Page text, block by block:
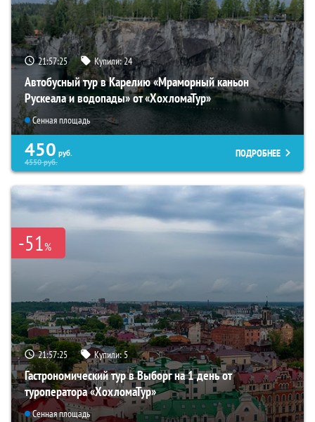
21:57:24 Купили:24
Автобусный тур в Карелию «Мраморный каньон
Рускеала и водопады» от «ХохломаТур»
Сенная площадь
450 руб.
4550руб.
ПОДРОБНЕЕ
-51%
21:57:24 Купили:5
Гастрономический тур в Выборг на 1 день от
туроператора «ХохломаТур»
Сенная площадь